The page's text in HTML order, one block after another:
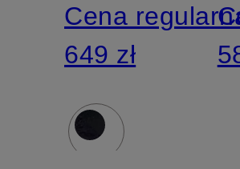
Cena
649 zł